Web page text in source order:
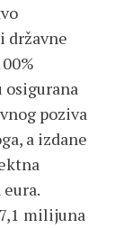
državne
osigurana
poziva
a izdane
milijuna